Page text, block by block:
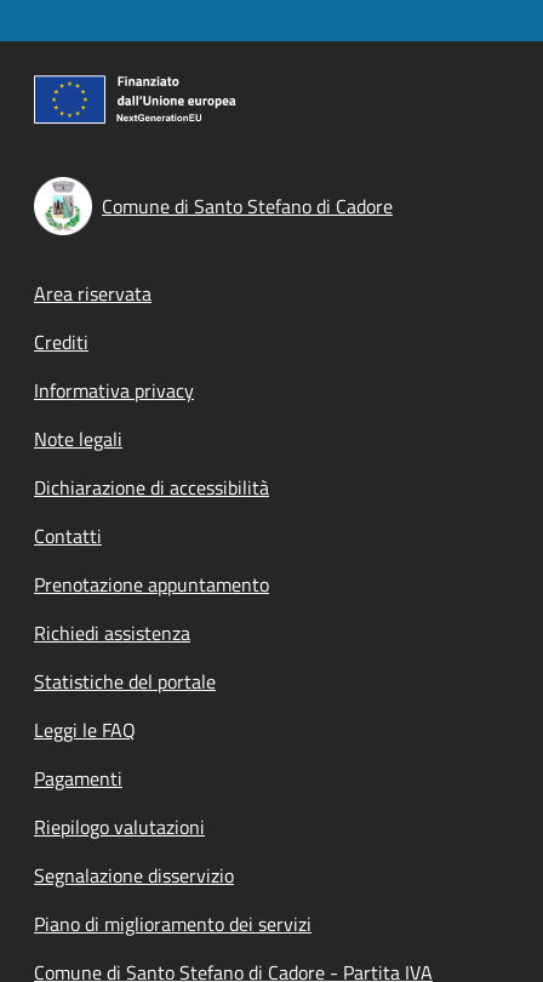
Comune di Santo Stefano di Cadore
Footer menu
Area riservata
Crediti
Informativa privacy
Note legali
Dichiarazione di accessibilità
Contatti
Prenotazione appuntamento
Richiedi assistenza
Statistiche del portale
Leggi le FAQ
Pagamenti
Riepilogo valutazioni
Segnalazione disservizio
Piano di miglioramento dei servizi
Comune di Santo Stefano di Cadore - Partita IVA